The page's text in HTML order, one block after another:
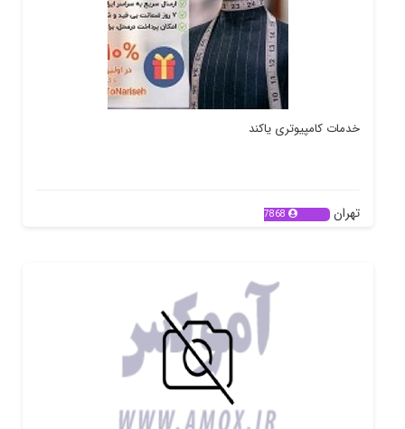
خدمات کامپیوتری یاکند
تهران 7868